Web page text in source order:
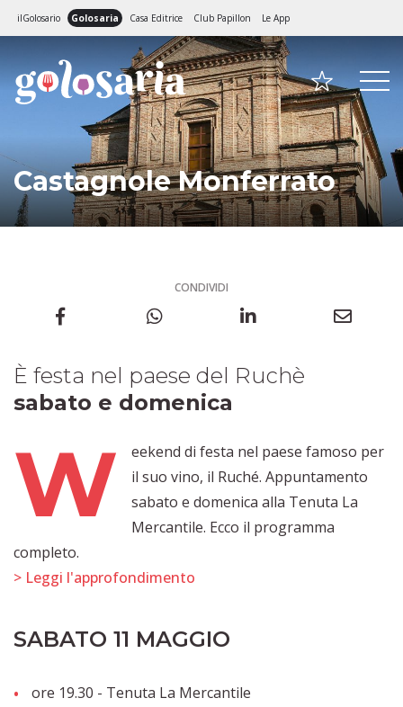
ilGolosario Golosaria Casa Editrice Club Papillon Le App
Castagnole Monferrato
CONDIVIDI
È festa nel paese del Ruchè
sabato e domenica
W
eekend di festa nel paese famoso per
il suo vino, il Ruché. Appuntamento
sabato e domenica alla Tenuta La
Mercantile. Ecco il programma
completo.
> Leggi l'approfondimento
SABATO 11 MAGGIO
ore 19.30 - Tenuta La Mercantile